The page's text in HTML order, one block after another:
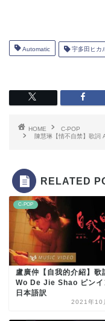
Automatic 宇多田ヒカ
HOME
C-POP
陳慧琳【情不自禁】歌詞
RELATED
C-POP
盧廣仲【自我的介紹】歌
Wo De Jie Shao ピンイ
日本語訳
2021年10